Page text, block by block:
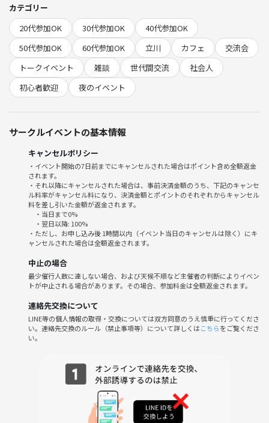
◆当日の流れ
・19:00 立川駅北改札直ぐのカフェに集合
・19:00 カフェ入店＆自己紹介
・19:10 “あるある”ジェネレーションギャップトーク
・19:20 皆で持ちよったテーマを話す
・21:00 現地解散
🌱サークルの雰囲気
・全員が「違うからこそ面白い！」を楽しむスタンス。
・初参加やおひとり参加も多く、アイスブレイク形式＆スタッフフォロ
ーで安心してなじみやすい雰囲気。
・自分の当たり前が、誰かにとって驚きになるかも！“世代を超えた安
心できるつながり”を作る場を目指しています。
・その場かぎりの気軽な参加ももちろんOK♪
⚠️注意事項⚠️
下記の行為はご遠慮ください。
・勧誘・営業・告知・引き抜き・しつこいナンパ・暴言など
・過度なナンパ行為や迷惑行為
・開催内容や風景写真、動画のSNS等への無許可投稿
サークルやイベントの輪を乱す行動をする方、運営側の指示に従ってい
ただけない方や運営側が参加者様としてふさわしくないと判断した方
参加費の他にご自身の飲食代がかかります。
主催者について
50代女性。働く母ちゃんです。
その日その時集まった人で1つの話題を考えるって楽しいなと思い企画
集まった方の年代がバラバラでも一緒でも楽しく話せればと思います。
カテゴリー
20代参加OK
30代参加OK
40代参加OK
50代参加OK
60代参加OK 立川 カフェ
交流会
トークイベント
雑談 世代間交流
社会人
初心者歓迎
夜のイベント
サークルイベントの基本情報
キャンセルポリシー
・イベント開始の7日前までにキャンセルされた場合はポイント含め全額返金
されます。
・それ以降にキャンセルされた場合は、事前決済金額のうち、下記のキャンセ
ル料率がキャンセル料になり、決済金額とポイントのそれぞれからキャンセル
料を差し引いた金額が返金されます。
・当日まで0%
・翌日以降: 100%
・ただし、お申し込み後 1時間以内（イベント当日のキャンセルは除く）にキ
ャンセルされた場合は全額返金されます。
中止の場合
最少催行人数に達しない場合、および天候不順など主催者の判断によりイベン
トが中止される場合があります。その場合、参加料金は全額返金されます。
連絡先交換について
LINE等の個人情報の取得・交換については双方同意のうえ慎重に行ってくださ
い。連絡先交換のルール（禁止事項等）について詳しくはこちらをご覧くださ
い。